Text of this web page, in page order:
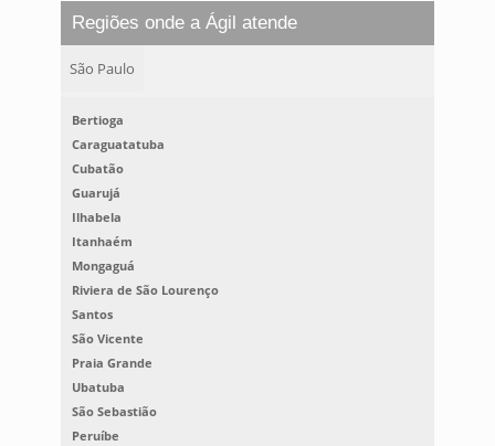
Regiões onde a Ágil atende
São Paulo
Bertioga
Caraguatatuba
Cubatão
Guarujá
Ilhabela
Itanhaém
Mongaguá
Riviera de São Lourenço
Santos
São Vicente
Praia Grande
Ubatuba
São Sebastião
Peruíbe